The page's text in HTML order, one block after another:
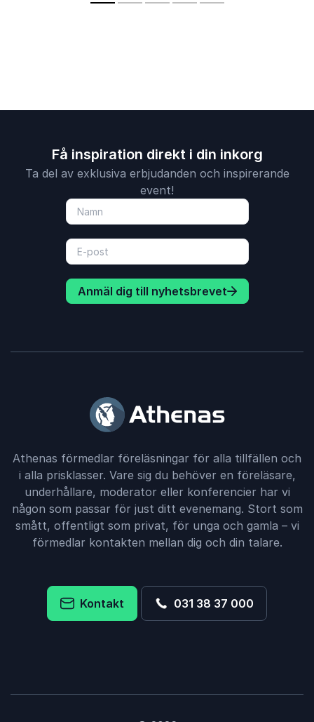
forskning, värme och
Få inspiration direkt i din inkorg
Ta del av exklusiva erbjudanden och inspirerande
event!
Anmäl dig till nyhetsbrevet
Athenas förmedlar föreläsningar för alla tillfällen och
i alla prisklasser. Vare sig du behöver en föreläsare,
underhållare, moderator eller konferencier har vi
någon som passar för just ditt evenemang. Stort som
smått, offentligt som privat, för unga och gamla – vi
förmedlar kontakten mellan dig och din talare.
Kontakt 031 38 37 000